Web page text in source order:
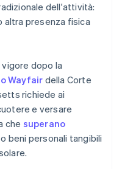
dell'attività:
altra presenza fisica
dopo la
Wayfair della Corte
richiede ai
e versare
che superano
beni personali tangibili